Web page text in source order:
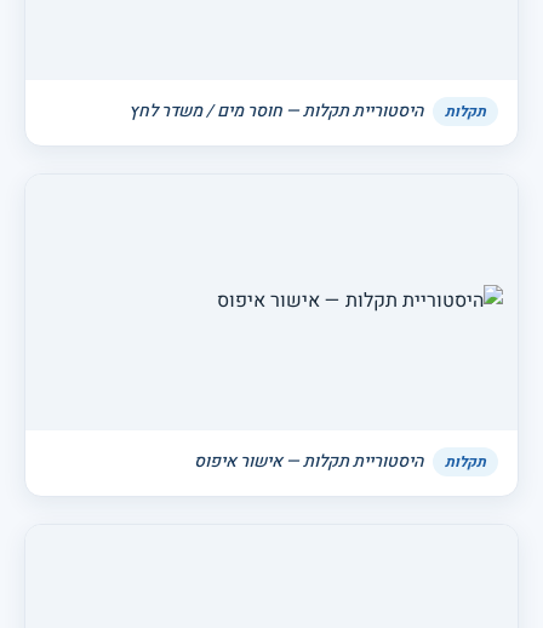
תקלות היסטוריית תקלות — חוסר מים / משדר לחץ
תקלות היסטוריית תקלות — אישור איפוס